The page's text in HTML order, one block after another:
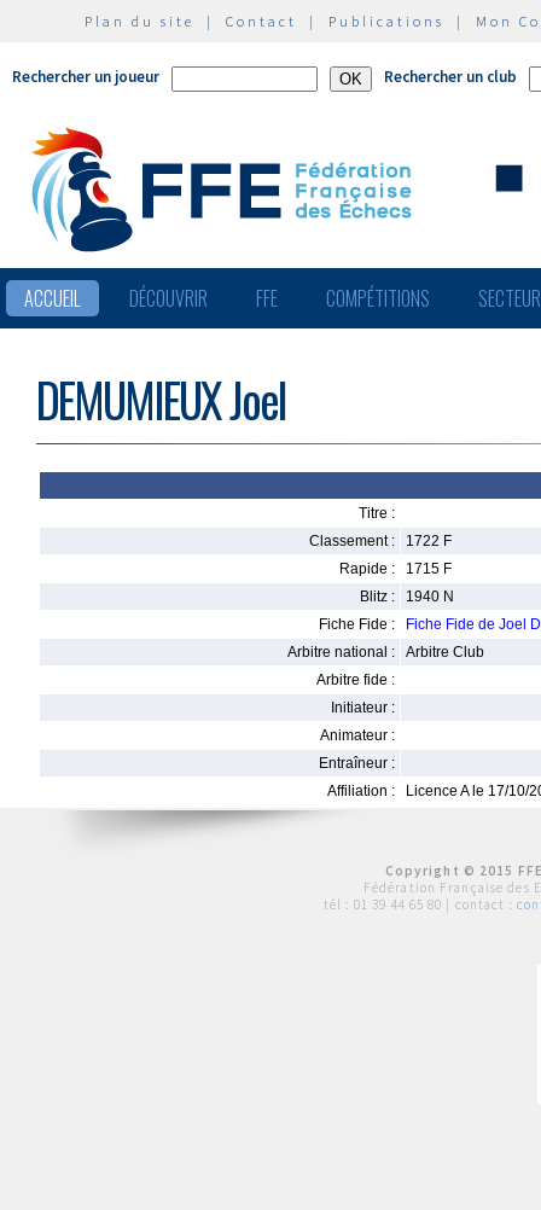
Plan du site | Contact | Publications | Mon
Rechercher un joueur Rechercher un club
ACCUEIL DÉCOUVRIR FFE COMPÉTITIONS
DEMUMIEUX Joel
Titre :
Classement :
1722 F
Rapide :
1715 F
Blitz :
1940 N
Fiche Fide :
Fiche Fide de Joel
Arbitre national :
Arbitre Club
Arbitre fide :
Initiateur :
Animateur :
Entraîneur :
Affiliation :
Licence A le 17/10/
Copyright © 2015
Fédération Française des
tél : 01 39 44 65 80 | contact :